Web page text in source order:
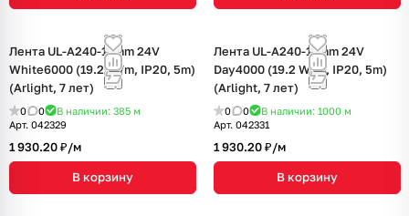
Лента UL-A240-15mm 24V
White6000 (19.2 W/m, IP20, 5m)
(Arlight, 7 лет)
0 0 В наличии: 385 м
Арт. 042329
1 930.20 ₽/м
В корзину
Лента UL-A240-15mm 24V
Day4000 (19.2 W/m, IP20, 5m)
(Arlight, 7 лет)
0 0 В наличии: 1000 м
Арт. 042331
1 930.20 ₽/м
В корзину